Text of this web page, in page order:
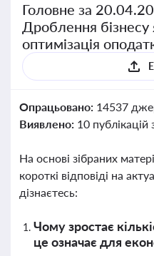
Головне за
Дроблення бізнесу
оптимізація
Опрацьовано: 14537
Виявлено: 10 публікацій
На основі зібраних
короткі відповіді на
дізнаєтесь:
Чому зростає
це означає для